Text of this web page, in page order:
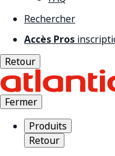
Rechercher
Accès Pros
Retour
Fermer
Produits
Retour